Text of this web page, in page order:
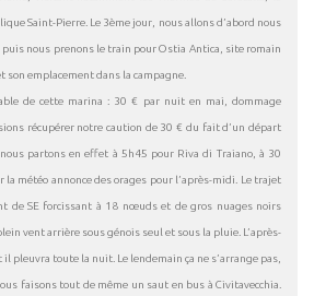
Saint-Pierre. Le 3ème jour, nous allons d’abord nous
puis nous prenons le train pour Ostia Antica, site romain
emplacement dans la campagne.
de cette marina : 30 € par nuit en mai, dommage
récupérer notre caution de 30 € du fait d’un départ
nous partons en effet à 5h45 pour Riva di Traiano, à 30
la météo annonce des orages pour l’après-midi. Le trajet
de SE forcissant à 18 nœuds et de gros nuages noirs
vent arrière sous génois seul et sous la pluie. L’après-
pleuvra toute la nuit. Le lendemain ça ne s’arrange pas,
faisons tout de même un saut en bus à Civitavecchia.